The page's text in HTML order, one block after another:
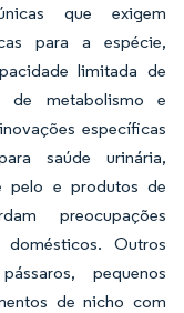
que exigem
para a espécie,
limitada de
de metabolismo e
específicas
saúde urinária,
pelo e produtos de
preocupações
Outros
pequenos
de nicho com